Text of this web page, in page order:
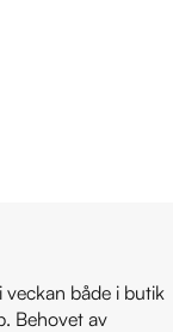
både i butik
Behovet av